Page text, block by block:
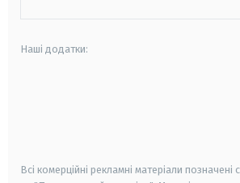
Наші додатки:
Всі комерційні рекламні матеріали